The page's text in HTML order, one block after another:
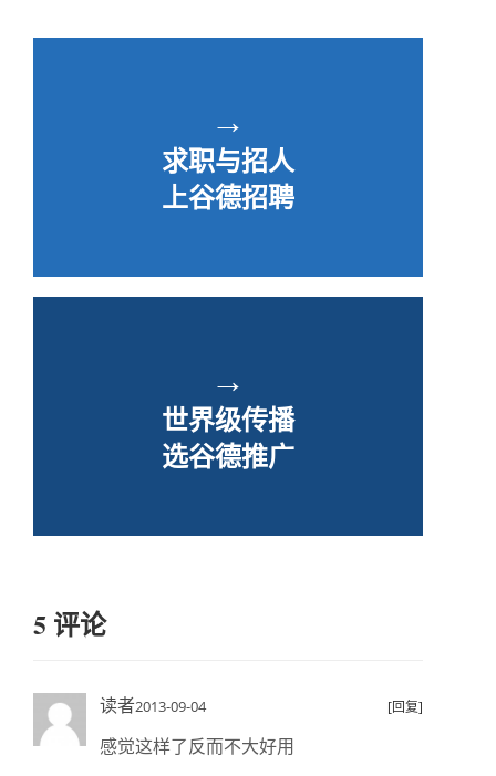
→
求职与招人
上谷德招聘
→
世界级传播
选谷德推广
5 评论
读者2013-09-04 [回复]
感觉这样了反而不大好用